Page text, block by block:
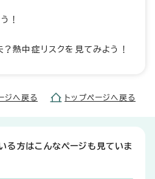
！
熱中症リスクを見てみよう！
ジへ戻る トップページへ戻る
る方はこんなページも見ていま